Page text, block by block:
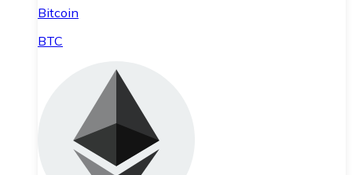
Bitcoin
BTC